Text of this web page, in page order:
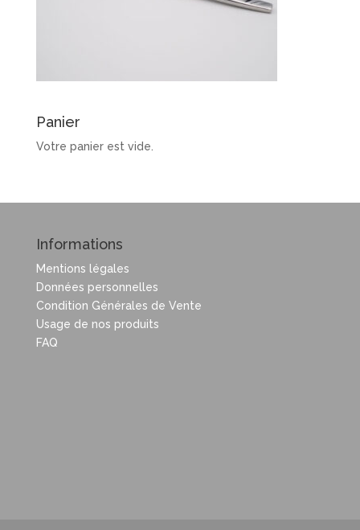
Panier
Votre panier est vide.
Informations
Mentions légales
Données personnelles
Condition Générales de Vente
Usage de nos produits
FAQ